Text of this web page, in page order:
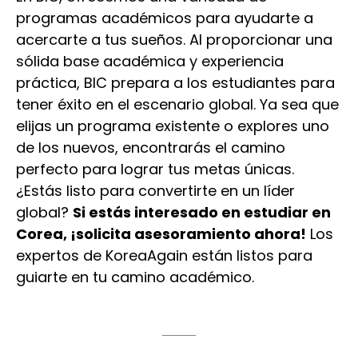
programas académicos para ayudarte a
acercarte a tus sueños. Al proporcionar una
sólida base académica y experiencia
práctica, BIC prepara a los estudiantes para
tener éxito en el escenario global. Ya sea que
elijas un programa existente o explores uno
de los nuevos, encontrarás el camino
perfecto para lograr tus metas únicas.
¿Estás listo para convertirte en un líder
global? Si estás interesado en estudiar en
Corea, ¡solicita asesoramiento ahora! Los
expertos de KoreaAgain están listos para
guiarte en tu camino académico.